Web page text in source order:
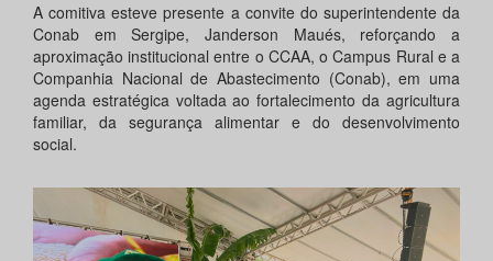
A comitiva esteve presente a convite do superintendente da
Conab em Sergipe, Janderson Maués, reforçando a
aproximação institucional entre o CCAA, o Campus Rural e a
Companhia Nacional de Abastecimento (Conab), em uma
agenda estratégica voltada ao fortalecimento da agricultura
familiar, da segurança alimentar e do desenvolvimento
social.